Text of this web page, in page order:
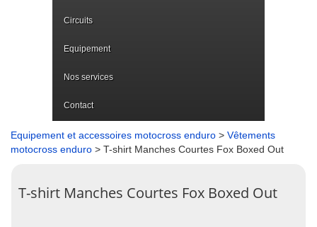
Circuits
Equipement
Nos services
Contact
Equipement et accessoires motocross enduro > Vêtements
motocross enduro > T-shirt Manches Courtes Fox Boxed Out
T-shirt Manches Courtes Fox Boxed Out